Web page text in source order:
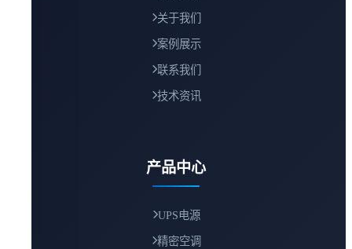
关于我们
案例展示
联系我们
技术资讯
产品中心
UPS电源
精密空调